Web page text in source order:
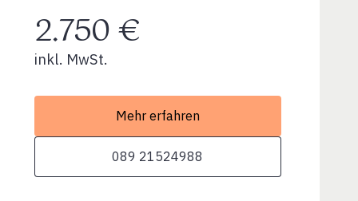
2.750 €
inkl. MwSt.
Mehr erfahren
089 21524988